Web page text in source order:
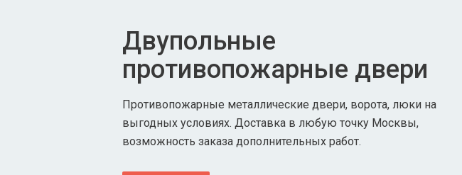
Двупольные
противопожарные двери
Противопожарные металлические двери, ворота, люки на
выгодных условиях. Доставка в любую точку Москвы,
возможность заказа дополнительных работ.